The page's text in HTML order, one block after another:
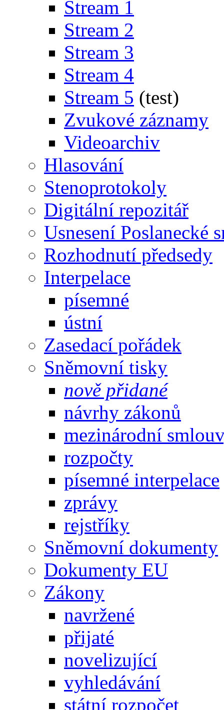
Stream 1
Stream 2
Stream 3
Stream 4
Stream 5 (test)
Zvukové záznamy
Videoarchiv
Hlasování
Stenoprotokoly
Digitální repozitář
Usnesení Poslanecké
Rozhodnutí předsedy
Interpelace
písemné
ústní
Zasedací pořádek
Sněmovní tisky
nově přidané
návrhy zákonů
mezinárodní
rozpočty
písemné interpelace
zprávy
rejstříky
Sněmovní dokumenty
Dokumenty EU
Zákony
navržené
přijaté
novelizující
vyhledávání
státní rozpočet